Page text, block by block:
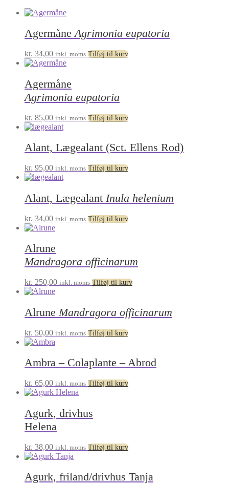
AgermåneAgrimonia eupatoria
kr. 34,00 inkl. moms Tilføj til kurv
Agermåne
Agrimonia eupatoria
kr. 85,00 inkl. moms Tilføj til kurv
Alant, Lægealant (Sct. Ellens Rod)
kr. 95,00 inkl. moms Tilføj til kurv
Alant, Lægealant Inula helenium
kr. 34,00 inkl. moms Tilføj til kurv
Alrune
Mandragora officinarum
kr. 250,00 inkl. moms Tilføj til kurv
Alrune Mandragora officinarum
kr. 50,00 inkl. moms Tilføj til kurv
Ambra – Colaplante – Abrod
kr. 65,00 inkl. moms Tilføj til kurv
Agurk, drivhus
Helena
kr. 38,00 inkl. moms Tilføj til kurv
Agurk, friland/drivhus Tanja